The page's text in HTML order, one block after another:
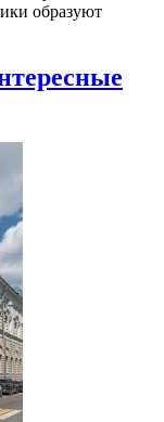
образуют